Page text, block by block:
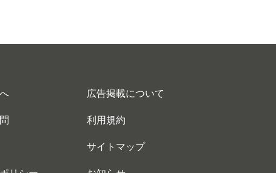
広告掲載について
利用規約
サイトマップ